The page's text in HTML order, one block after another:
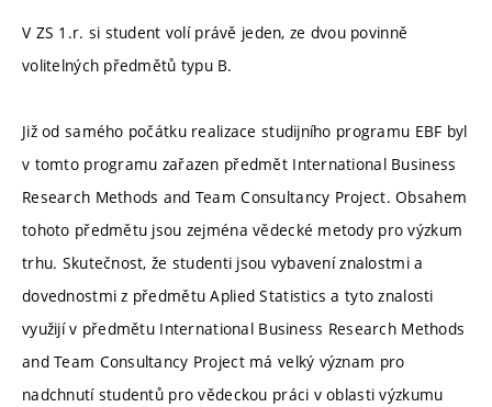
V ZS 1.r. si student volí právě jeden, ze dvou povinně
volitelných předmětů typu B.
Již od samého počátku realizace studijního programu EBF byl
v tomto programu zařazen předmět International Business
Research Methods and Team Consultancy Project. Obsahem
tohoto předmětu jsou zejména vědecké metody pro výzkum
trhu. Skutečnost, že studenti jsou vybavení znalostmi a
dovednostmi z předmětu Aplied Statistics a tyto znalosti
využijí v předmětu International Business Research Methods
and Team Consultancy Project má velký význam pro
nadchnutí studentů pro vědeckou práci v oblasti výzkumu